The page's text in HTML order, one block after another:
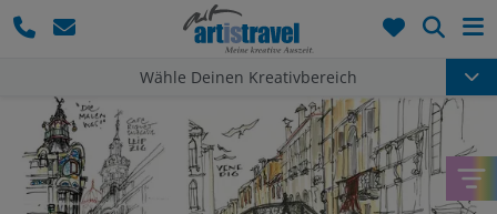
Wähle Deinen Kreativbereich